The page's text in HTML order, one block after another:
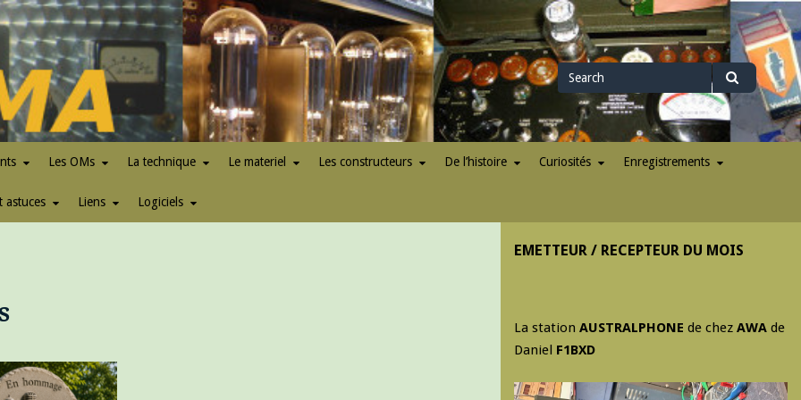
Search
for
Search
Les OMs La technique Le materiel Les constructeurs De l’histoire Curiosités Enregistrements
astuces Liens Logiciels
EMETTEUR / RECEPTEUR DU MOIS
La station AUSTRALPHONE de chez AWA de
Daniel F1BXD